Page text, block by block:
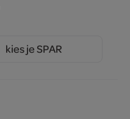
kies je SPAR